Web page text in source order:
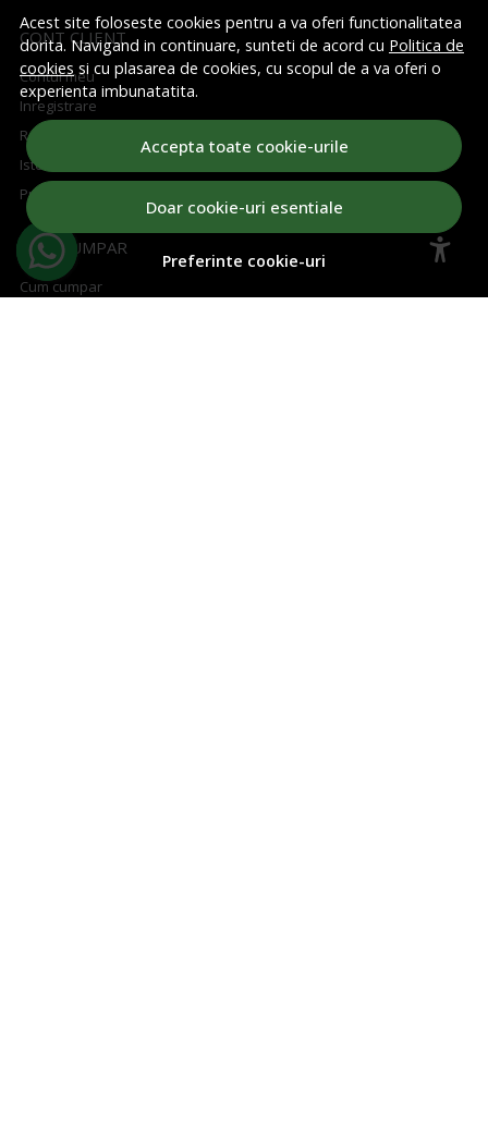
Acest site foloseste cookies pentru a va oferi functionalitatea
dorita. Navigand in continuare, sunteti de acord cu Politica de
cookies si cu plasarea de cookies, cu scopul de a va oferi o
experienta imbunatatita.
Accepta toate cookie-urile
Doar cookie-uri esentiale
Preferinte cookie-uri
CONT CLIENT
Contul meu
Inregistrare
Recuperare parola
Istoric comenzi
Produse favorite
CUM CUMPAR
Cum cumpar